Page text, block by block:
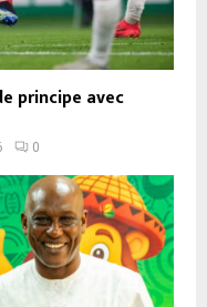
principe avec
0